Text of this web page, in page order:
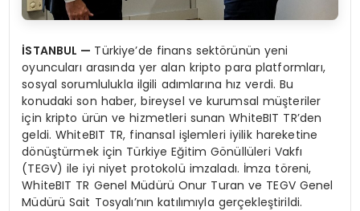
İSTANBUL — Türkiye’de finans sektörünün yeni
oyuncuları arasında yer alan kripto para platformları,
sosyal sorumlulukla ilgili adımlarına hız verdi. Bu
konudaki son haber, bireysel ve kurumsal müşteriler
için kripto ürün ve hizmetleri sunan WhiteBIT TR’den
geldi. WhiteBIT TR, finansal işlemleri iyilik hareketine
dönüştürmek için Türkiye Eğitim Gönüllüleri Vakfı
(TEGV) ile iyi niyet protokolü imzaladı. İmza töreni,
WhiteBIT TR Genel Müdürü Onur Turan ve TEGV Genel
Müdürü Sait Tosyalı’nın katılımıyla gerçekleştirildi.